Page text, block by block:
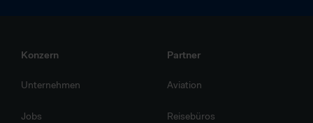
Konzern
Unternehmen
Jobs
Partner
Aviation
Reisebüros